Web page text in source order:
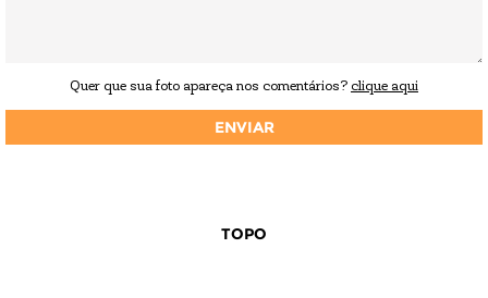
Quer que sua foto apareça nos comentários? clique aqui
TOPO